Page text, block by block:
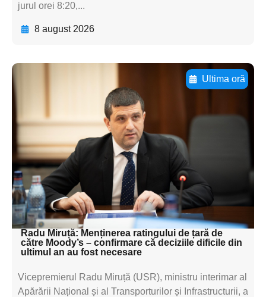
jurul orei 8:20,...
8 august 2026
Ultima oră
Adaugă aici textul pentru
subtitluAdaugă aici
textul pentru
subtitluAdaugă aici
textul pentru
subtitluAdaugă aici
textul pentru subti
Radu Miruță: Menținerea ratingului de țară de
către Moody’s – confirmare că deciziile dificile din
ultimul an au fost necesare
Vicepremierul Radu Miruță (USR), ministru interimar al
Apărării Național și al Transporturilor și Infrastructurii, a